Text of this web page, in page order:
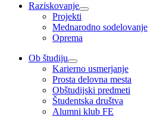
Raziskovanje
Projekti
Mednarodno sodelovanje
Oprema
Ob študiju
Karierno usmerjanje
Prosta delovna mesta
Obštudijski predmeti
Študentska društva
Alumni klub FE